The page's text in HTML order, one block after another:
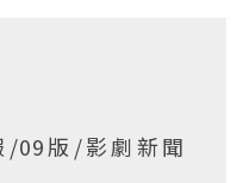
/09版/影劇新聞